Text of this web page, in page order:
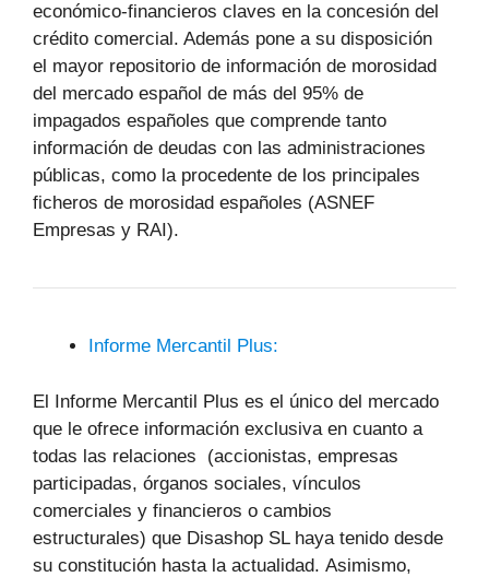
económico-financieros claves en la concesión del
crédito comercial. Además pone a su disposición
el mayor repositorio de información de morosidad
del mercado español de más del 95% de
impagados españoles que comprende tanto
información de deudas con las administraciones
públicas, como la procedente de los principales
ficheros de morosidad españoles (ASNEF
Empresas y RAI).
Informe Mercantil Plus:
El Informe Mercantil Plus es el único del mercado
que le ofrece información exclusiva en cuanto a
todas las relaciones (accionistas, empresas
participadas, órganos sociales, vínculos
comerciales y financieros o cambios
estructurales) que Disashop SL haya tenido desde
su constitución hasta la actualidad. Asimismo,